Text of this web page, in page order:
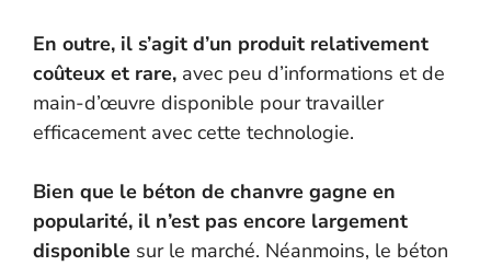
En outre, il s’agit d’un produit relativement
coûteux et rare, avec peu d’informations et de
main-d’œuvre disponible pour travailler
efficacement avec cette technologie.
Bien que le béton de chanvre gagne en
popularité, il n’est pas encore largement
disponible sur le marché. Néanmoins, le béton